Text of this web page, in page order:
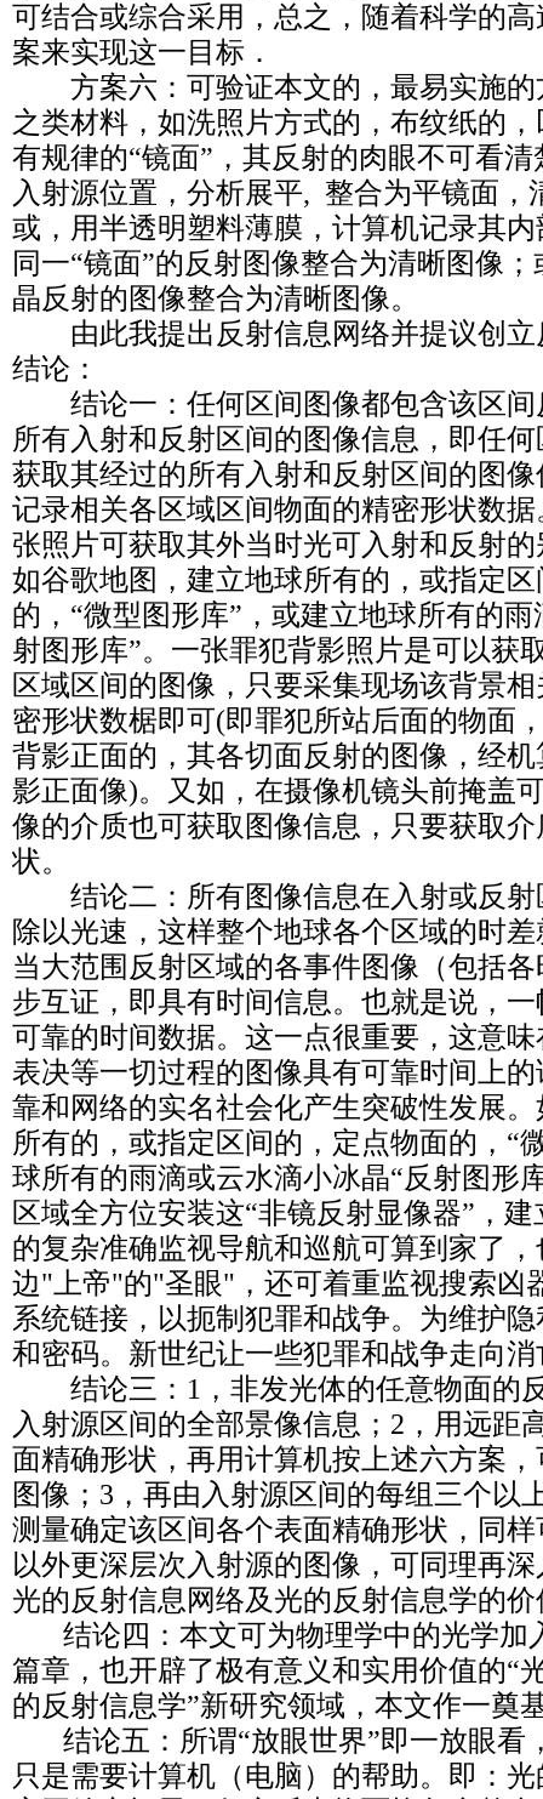
可结合或综合采用，总之，随着科学的
案来实现这一目标．
方案六：可验证本文的，最易实施的
之类材料，如洗照片方式的，布纹纸的
有规律的“镜面”，其反射的肉眼不可看
入射源位置，分析展平, 整合为平镜面，
或，用半透明塑料薄膜，计算机记录其
同一“镜面”的反射图像整合为清晰图像
晶反射的图像整合为清晰图像。
由此我提出反射信息网络并提议创立
结论：
结论一：任何区间图像都包含该区间
所有入射和反射区间的图像信息，即任
获取其经过的所有入射和反射区间的图
记录相关各区域区间物面的精密形状数
张照片可获取其外当时光可入射和反射
如谷歌地图，建立地球所有的，或指定
的，“微型图形库”，或建立地球所有的
射图形库”。一张罪犯背影照片是可以获
区域区间的图像，只要采集现场该背景
密形状数椐即可(即罪犯所站后面的物面
背影正面的，其各切面反射的图像，经
影正面像)。又如，在摄像机镜头前掩盖
像的介质也可获取图像信息，只要获取
状。
结论二：所有图像信息在入射或反射
除以光速，这样整个地球各个区域的时
当大范围反射区域的各事件图像（包括
步互证，即具有时间信息。也就是说，
可靠的时间数据。这一点很重要，这意
表决等一切过程的图像具有可靠时间上
靠和网络的实名社会化产生突破性发展
所有的，或指定区间的，定点物面的，“
球所有的雨滴或云水滴小冰晶“反射图形
区域全方位安装这“非镜反射显像器”，
的复杂准确监视导航和巡航可算到家了
边"上帝"的"圣眼"，还可着重监视搜索凶
系统链接，以扼制犯罪和战争。为维护
和密码。新世纪让一些犯罪和战争走向消
结论三：1，非发光体的任意物面的
入射源区间的全部景像信息；2，用远距
面精确形状，再用计算机按上述六方案
图像；3，再由入射源区间的每组三个以
测量确定该区间各个表面精确形状，同
以外更深层次入射源的图像，可同理再
光的反射信息网络及光的反射信息学的
结论四：本文可为物理学中的光学加
篇章，也开辟了极有意义和实用价值的“
的反射信息学”新研究领域，本文作一奠
结论五：所谓“放眼世界”即一放眼看
只是需要计算机（电脑）的帮助。即：